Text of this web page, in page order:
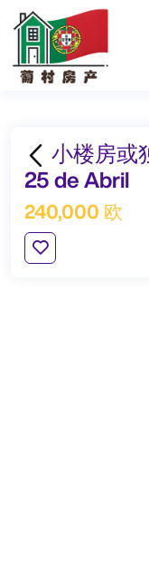
小楼房或
25 de Abril
240,000 欧